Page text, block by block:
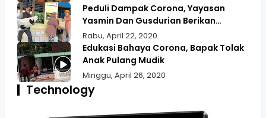
Jeruk
Peduli Dampak Corona, Yayasan
Yasmin Dan Gusdurian Berikan
Bansos Untuk Wilayah Pekojan
Rabu, April 22, 2020
Edukasi Bahaya Corona, Bapak Tolak
Anak Pulang Mudik
Minggu, April 26, 2020
Technology